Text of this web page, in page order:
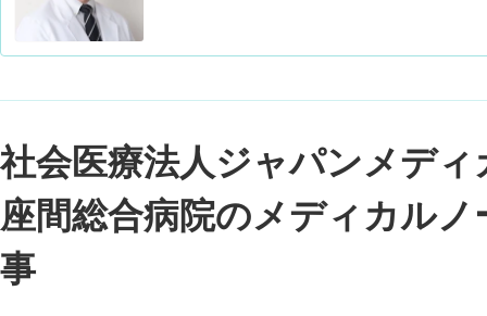
社会医療法人ジャパンメデ
座間総合病院のメディカルノ
事